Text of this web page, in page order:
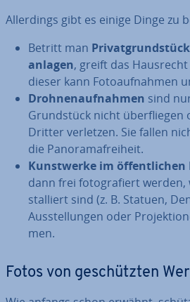
Al­ler­dings gibt es einige Dinge zu
Betritt man
an­la­gen, greift das
dieser kann Fo­to­auf­nah­men
Droh­nen­auf­nah­men sind
Grund­stück nicht über­flie­gen
Dritter verletzen. Sie fallen
die Pan­ora­ma­frei­heit.
Kunst­wer­ke im öf­fent­li­chen
dann frei fo­to­gra­fiert
stal­liert sind (z. B. Statuen,
Aus­stel­lun­gen oder
men.
Fotos von ge­schütz­ten